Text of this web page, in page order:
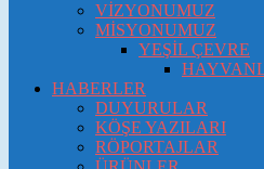
VİZYONUMUZ
MİSYONUMUZ
YEŞİL ÇEVRE
HABERLER
DUYURULAR
KÖŞE YAZILARI
RÖPORTAJLAR